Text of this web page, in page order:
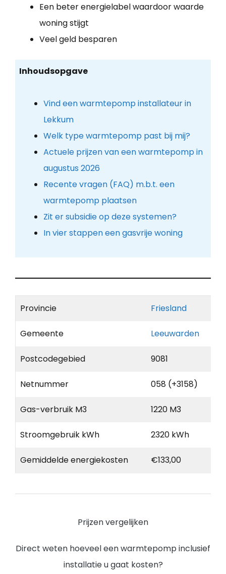
Een beter energielabel waardoor waarde
woning stijgt
Veel geld besparen
Inhoudsopgave
Vind een warmtepomp installateur in
Lekkum
Welk type warmtepomp past bij mij?
Actuele prijzen van een warmtepomp in
augustus 2026
Recente vragen (FAQ) m.b.t. een
warmtepomp plaatsen
Zit er subsidie op deze systemen?
In vier stappen een gasvrije woning
Provincie Friesland
Gemeente Leeuwarden
Postcodegebied 9081
Netnummer 058 (+3158)
Gas-verbruik M3 1220 M3
Stroomgebruik kWh 2320 kWh
Gemiddelde energiekosten €133,00
Prijzen vergelijken
Direct weten hoeveel een warmtepomp inclusief
installatie u gaat kosten?